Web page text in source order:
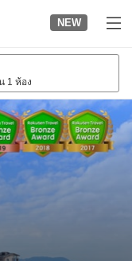
NEW
1 ห้อง